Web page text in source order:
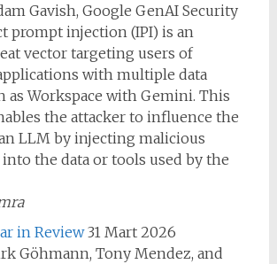
Gavish, Google GenAI Security
prompt injection (IPI) is an
vector targeting users of
with multiple data
as Workspace with Gemini. This
the attacker to influence the
LLM by injecting malicious
the data or tools used by the
in Review 31 Mart 2026
Göhmann, Tony Mendez, and